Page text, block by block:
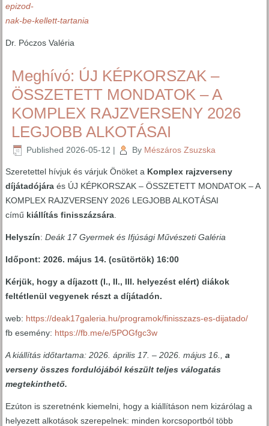
epizod-
nak-be-kellett-tartania
Dr. Póczos Valéria
Meghívó: ÚJ KÉPKORSZAK –
ÖSSZETETT MONDATOK – A
KOMPLEX RAJZVERSENY 2026
LEGJOBB ALKOTÁSAI
Published 2026-05-12 | By Mészáros Zsuzska
Szeretettel hívjuk és várjuk Önöket a Komplex rajzverseny
díjátadójáraés ÚJ KÉPKORSZAK – ÖSSZETETT MONDATOK – A
KOMPLEX RAJZVERSENY 2026 LEGJOBB ALKOTÁSAI
című kiállítás finisszázsára
Helyszín:Deák 17 Gyermek és Ifjúsági Művészeti Galéria
Időpont: 2026. május 14. (csütörtök) 16:00
Kérjük, hogy a díjazott (I., II., III. helyezést elért) diákok
feltétlenül vegyenek részt a díjátadón.
web: https://deak17galeria.hu/programok/finisszazs-es-dijatado/
fb esemény: https://fb.me/e/5POGfgc3w
A kiállítás időtartama: 2026. április 17. – 2026. május 16.,a
verseny összes fordulójából készült teljes válogatás
megtekinthető.
Ezúton is szeretnénk kiemelni, hogy a kiállításon nem kizárólag a
helyezett alkotások szerepelnek: minden korcsoportból több